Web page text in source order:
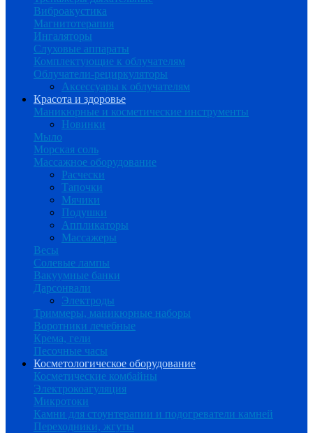
Виброакустика
Магнитотерапия
Ингаляторы
Слуховые аппараты
Комплектующие к облучателям
Облучатели-рециркуляторы
Аксессуары к облучателям
Красота и здоровье
Маникюрные и косметические инструменты
Новинки
Мыло
Морская соль
Массажное оборудование
Расчески
Тапочки
Мячики
Подушки
Аппликаторы
Массажеры
Весы
Солевые лампы
Вакуумные банки
Дарсонвали
Электроды
Триммеры, маникюрные наборы
Воротники лечебные
Крема, гели
Песочные часы
Косметологическое оборудование
Косметические комбайны
Электрокоагуляция
Микротоки
Камни для стоунтерапии и подогреватели камней
Переходники, жгуты